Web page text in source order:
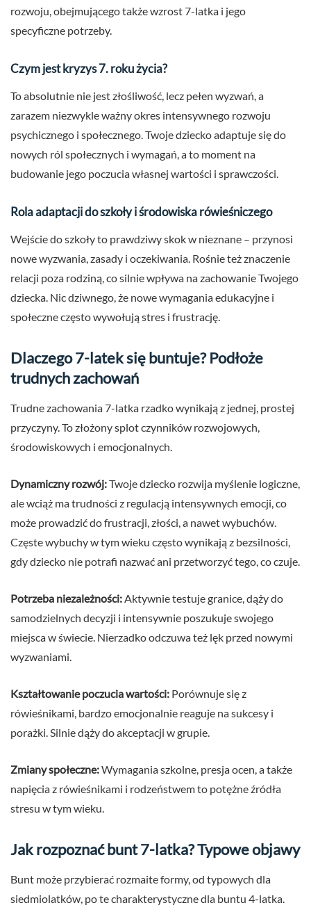
rozwoju, obejmującego także wzrost 7-latka i jego
specyficzne potrzeby.
Czym jest kryzys 7. roku życia?
To absolutnie nie jest złośliwość, lecz pełen wyzwań, a
zarazem niezwykle ważny okres intensywnego rozwoju
psychicznego i społecznego. Twoje dziecko adaptuje się do
nowych ról społecznych i wymagań, a to moment na
budowanie jego poczucia własnej wartości i sprawczości.
Rola adaptacji do szkoły i środowiska rówieśniczego
Wejście do szkoły to prawdziwy skok w nieznane – przynosi
nowe wyzwania, zasady i oczekiwania. Rośnie też znaczenie
relacji poza rodziną, co silnie wpływa na zachowanie Twojego
dziecka. Nic dziwnego, że nowe wymagania edukacyjne i
społeczne często wywołują stres i frustrację.
Dlaczego 7-latek się buntuje? Podłoże
trudnych zachowań
Trudne zachowania 7-latka rzadko wynikają z jednej, prostej
przyczyny. To złożony splot czynników rozwojowych,
środowiskowych i emocjonalnych.
Dynamiczny rozwój:Twoje dziecko rozwija myślenie logiczne,
ale wciąż ma trudności z regulacją intensywnych emocji, co
może prowadzić do frustracji, złości, a nawet wybuchów.
Częste wybuchy w tym wieku często wynikają z bezsilności,
gdy dziecko nie potrafi nazwać ani przetworzyć tego, co czuje.
Potrzeba niezależności: Aktywnie testuje granice, dąży do
samodzielnych decyzji i intensywnie poszukuje swojego
miejsca w świecie. Nierzadko odczuwa też lęk przed nowymi
wyzwaniami.
Kształtowanie poczucia wartości: Porównuje się z
rówieśnikami, bardzo emocjonalnie reaguje na sukcesy i
porażki. Silnie dąży do akceptacji w grupie.
Zmiany społeczne:Wymagania szkolne, presja ocen, a także
napięcia z rówieśnikami i rodzeństwem to potężne źródła
stresu w tym wieku.
Jak rozpoznać bunt 7-latka? Typowe objawy
Bunt może przybierać rozmaite formy, od typowych dla
siedmiolatków, po te charakterystyczne dla buntu 4-latka.